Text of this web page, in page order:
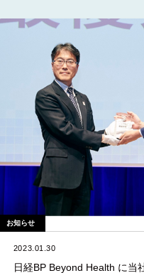
お知らせ
2023.01.30
日経BP Beyond Health に当